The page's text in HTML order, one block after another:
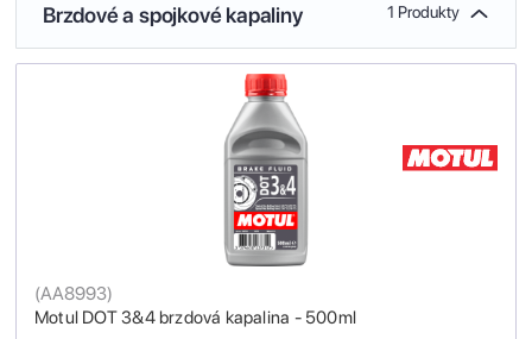
Brzdové a spojkové kapaliny 1 Produkty
Motul DOT 3&4 brzdová kapalina - 500ml
(AA8993)